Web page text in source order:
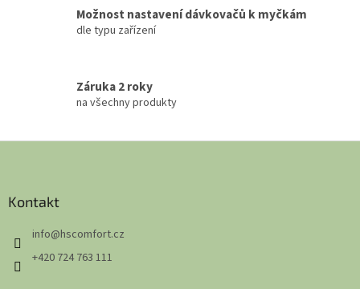
Možnost nastavení dávkovačů k myčkám
dle typu zařízení
Záruka 2 roky
na všechny produkty
Kontakt
info@hscomfort.cz
+420 724 763 111